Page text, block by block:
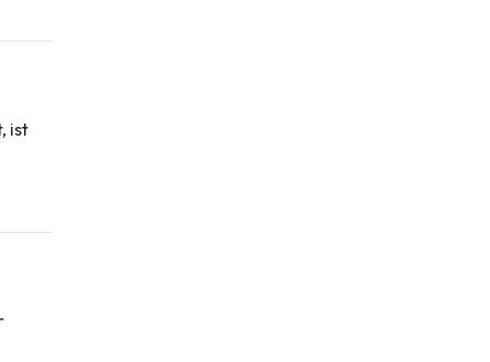
ist